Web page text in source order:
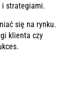
i strategiami.
się na rynku.
klienta czy